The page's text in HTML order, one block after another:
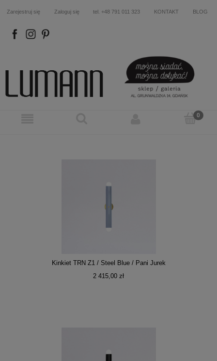
Zarejestruj się Zaloguj się tel. +48 791 011 323 KONTAKT BLOG
FB IN P
Kinkiet TRN Z1 / Steel Blue / Pani Jurek
2 415,00 zł